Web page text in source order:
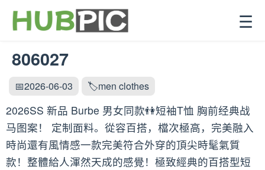
☰
806027
📅2026-06-03 🏷️men clothes
2026SS 新品 Burbe 男女同款👫短袖T恤 胸前经典战
马图案！ 定制面料。從容百搭，檔次極高，完美融入
時尚還有風情感一款完美符合外穿的頂尖時髦氣質
款！整體給人渾然天成的感覺！極致經典的百搭型短